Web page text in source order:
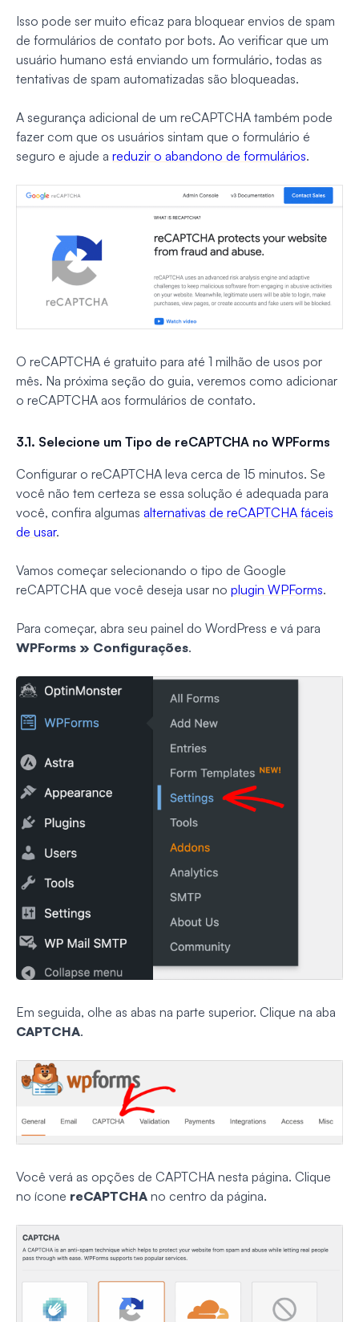
Isso pode ser muito eficaz para bloquear envios de spam
de formulários de contato por bots. Ao verificar que um
usuário humano está enviando um formulário, todas as
tentativas de spam automatizadas são bloqueadas.
A segurança adicional de um reCAPTCHA também pode
fazer com que os usuários sintam que o formulário é
seguro e ajude a reduzir o abandono de formulários.
O reCAPTCHA é gratuito para até 1 milhão de usos por
mês. Na próxima seção do guia, veremos como adicionar
o reCAPTCHA aos formulários de contato.
3.1. Selecione um Tipo de reCAPTCHA no WPForms
Configurar o reCAPTCHA leva cerca de 15 minutos. Se
você não tem certeza se essa solução é adequada para
você, confira algumas alternativas de reCAPTCHA fáceis
de usar.
Vamos começar selecionando o tipo de Google
reCAPTCHA que você deseja usar no plugin WPForms.
Para começar, abra seu painel do WordPress e vá para
WPForms » Configurações.
Em seguida, olhe as abas na parte superior. Clique na aba
CAPTCHA.
Você verá as opções de CAPTCHA nesta página. Clique
no ícone reCAPTCHA no centro da página.